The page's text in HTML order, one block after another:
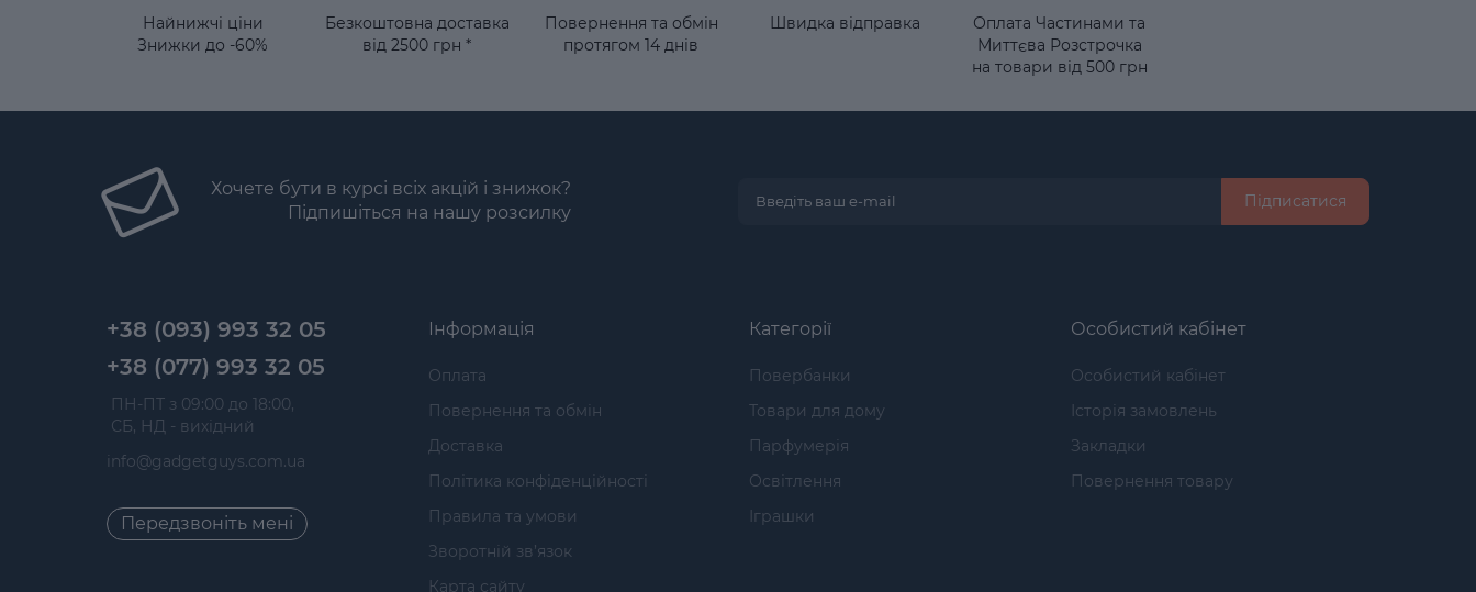
Найнижчі ціни
Знижки до -60%
Безкоштовна доставка
від 2500 грн *
Повернення та обмін
протягом 14 днів
Швидка відправка
Оплата Частинами та
Миттєва Розстрочка
на товари від 500 грн
Хочете бути в курсі всіх акцій і знижок?
Підпишіться на нашу розсилку
Підписатися
+38 (093) 993 32 05
+38 (077) 993 32 05
ПН-ПТ з 09:00 до 18:00,
СБ, НД - вихідний
info@gadgetguys.com.ua
Передзвоніть мені
Інформація
Оплата
Повернення та обмін
Доставка
Політика конфіденційності
Правила та умови
Зворотній зв’язок
Карта сайту
Категорії
Повербанки
Товари для дому
Парфумерія
Освітлення
Іграшки
Особистий кабінет
Особистий кабінет
Історія замовлень
Закладки
Повернення товару